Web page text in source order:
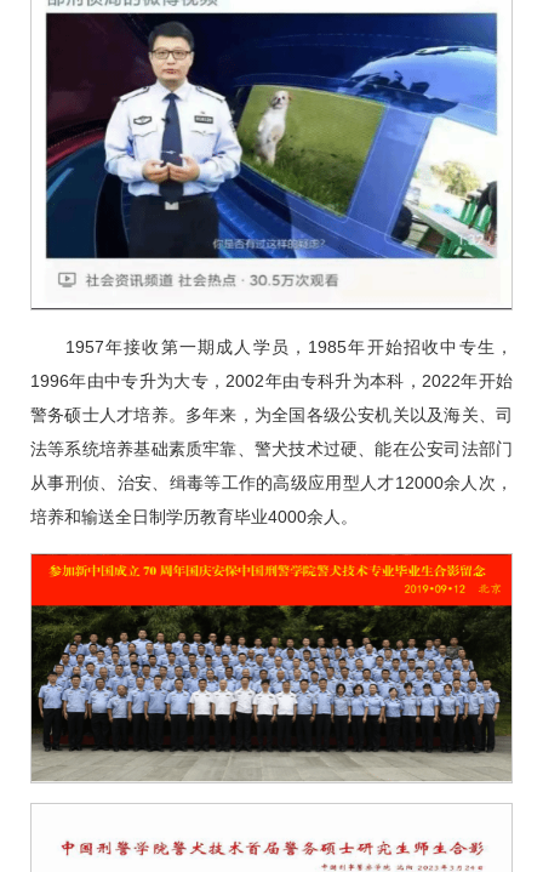
1957年接收第一期成人学员，1985年开始招收中专生，
1996年由中专升为大专，2002年由专科升为本科，2022年开始
警务硕士人才培养。多年来，为全国各级公安机关以及海关、司
法等系统培养基础素质牢靠、警犬技术过硬、能在公安司法部门
从事刑侦、治安、缉毒等工作的高级应用型人才12000余人次，
培养和输送全日制学历教育毕业4000余人。